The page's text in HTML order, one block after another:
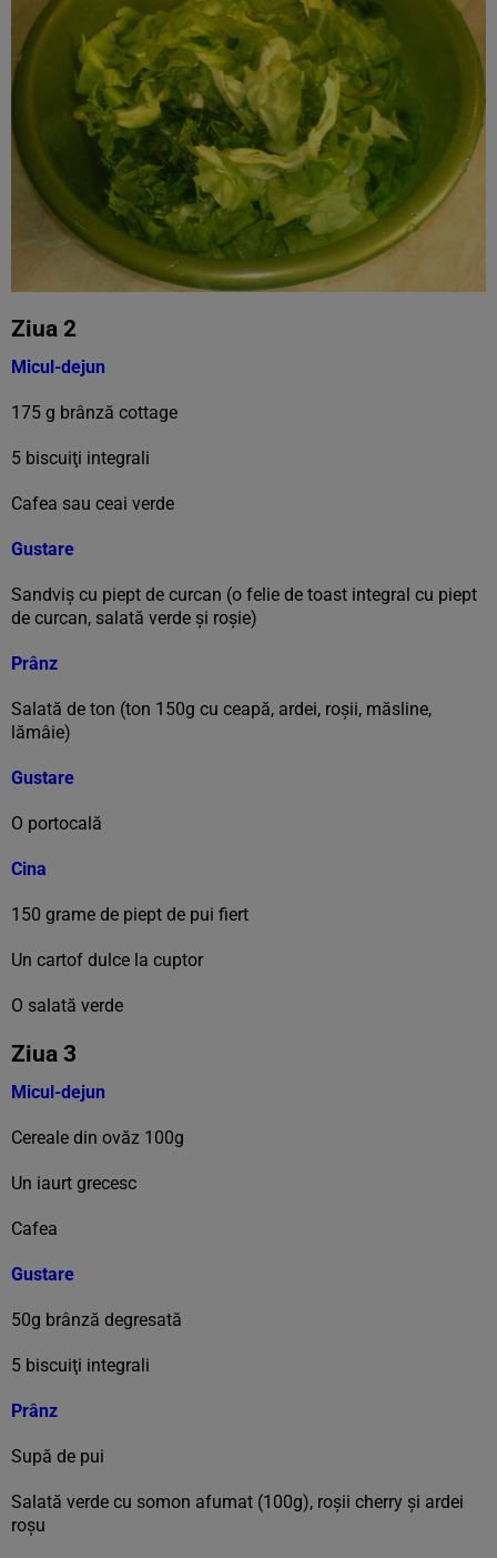
Ziua 2
Micul-dejun
175 g brânză cottage
5 biscuiţi integrali
Cafea sau ceai verde
Gustare
Sandviş cu piept de curcan (o felie de toast integral cu piept
de curcan, salată verde şi roşie)
Prânz
Salată de ton (ton 150g cu ceapă, ardei, roşii, măsline,
lămâie)
Gustare
O portocală
Cina
150 grame de piept de pui fiert
Un cartof dulce la cuptor
O salată verde
Ziua 3
Micul-dejun
Cereale din ovăz 100g
Un iaurt grecesc
Cafea
Gustare
50g brânză degresată
5 biscuiţi integrali
Prânz
Supă de pui
Salată verde cu somon afumat (100g), roşii cherry şi ardei
roşu